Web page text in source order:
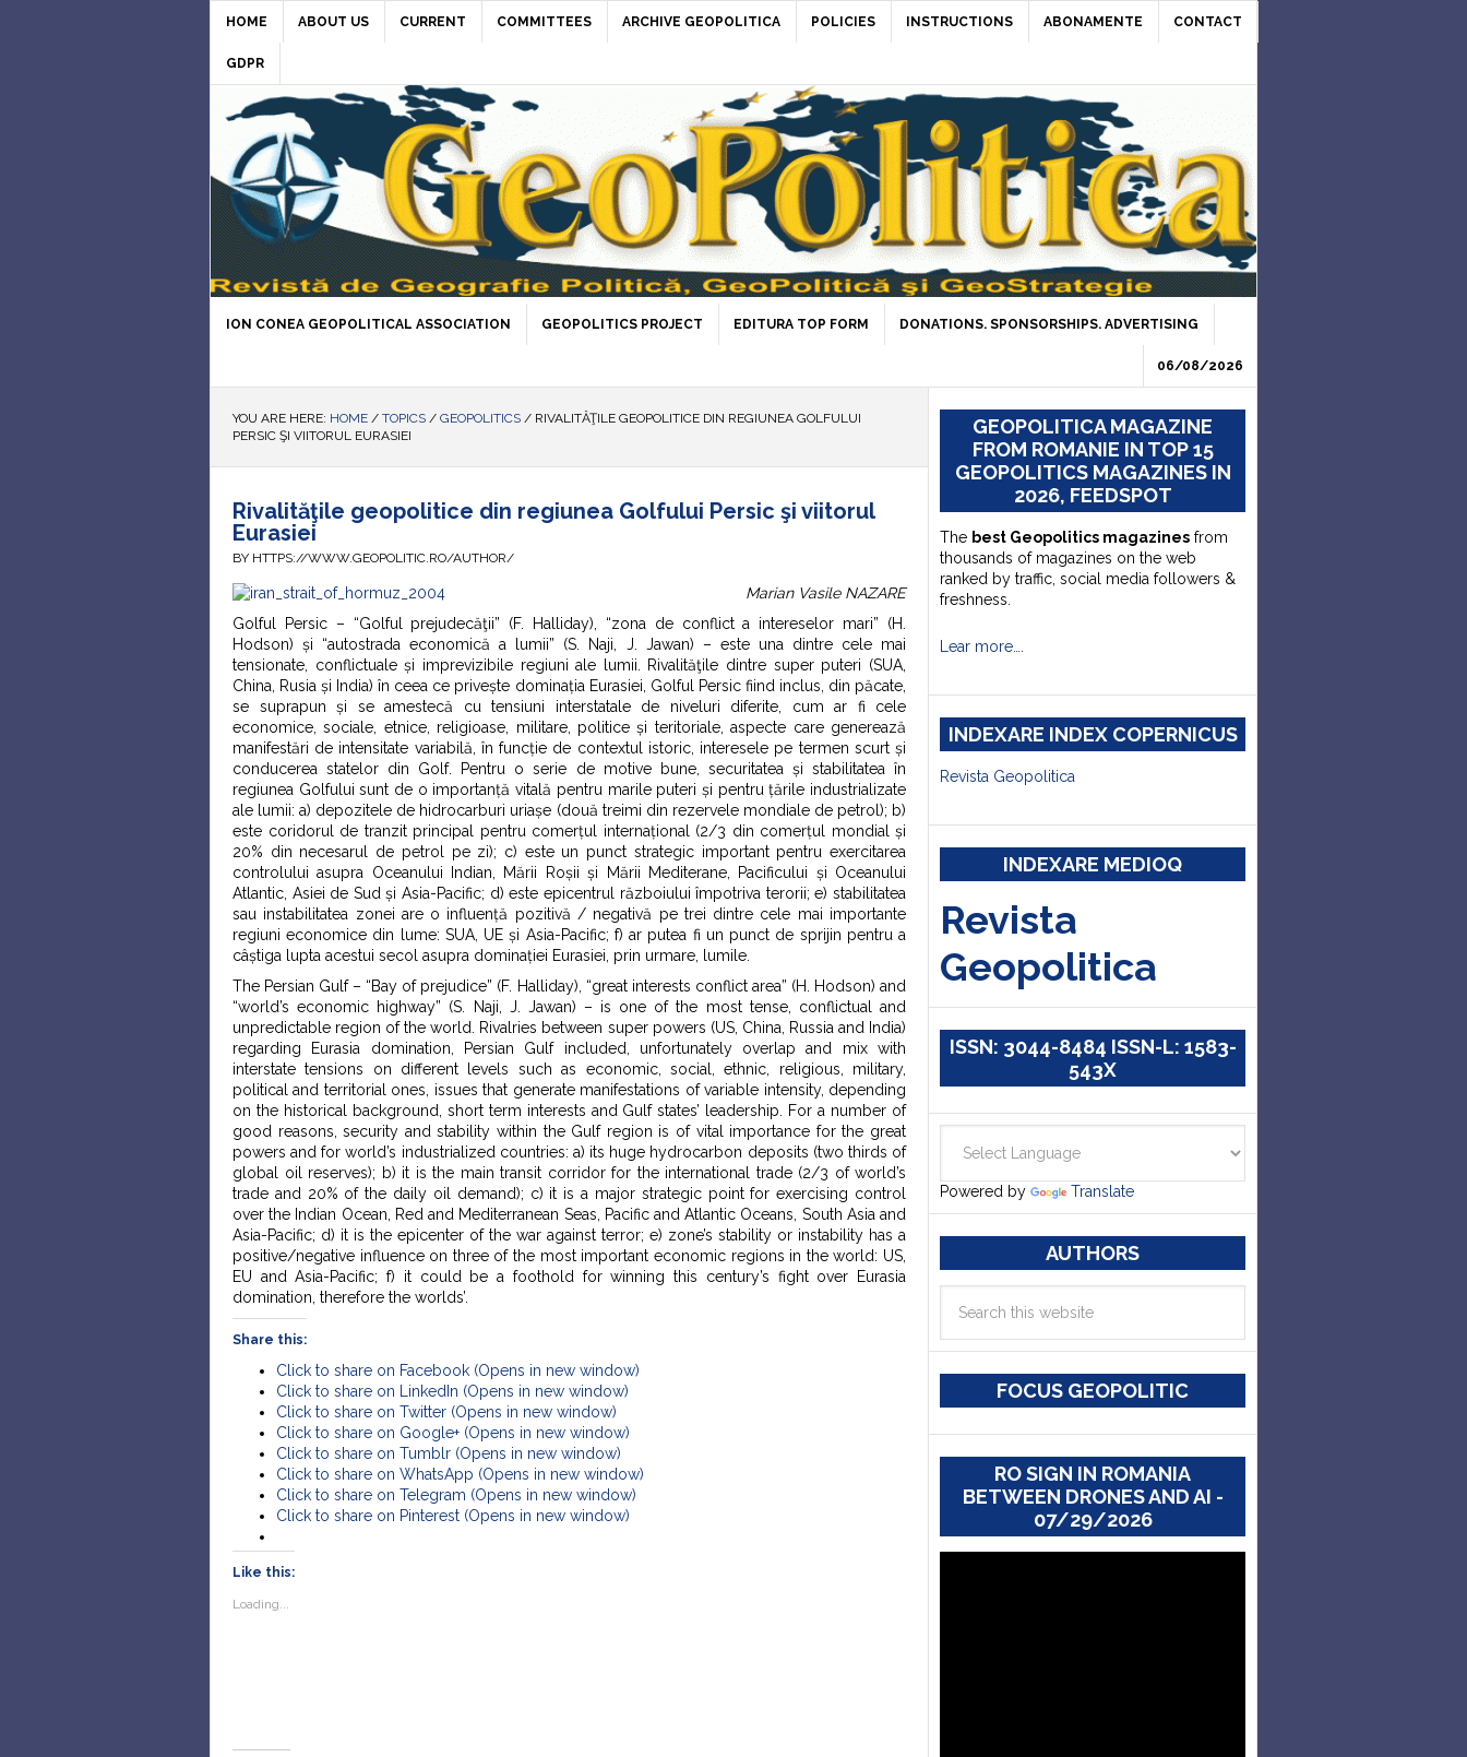
HOME ABOUT US CURRENT COMMITTEES ARCHIVE GEOPOLITICA POLICIES INSTRUCTIONS ABONAMENTE CONTACT
GDPR
ION CONEA GEOPOLITICAL ASSOCIATION GEOPOLITICS PROJECT EDITURA TOP FORM DONATIONS. SPONSORSHIPS. ADVERTISING
06/08/2026
YOU ARE HERE: HOME / TOPICS / GEOPOLITICS / RIVALITĂŢILE GEOPOLITICE DIN REGIUNEA GOLFULUI
PERSIC ŞI VIITORUL EURASIEI
Rivalităţile geopolitice din regiunea Golfului Persic şi viitorul
Eurasiei
BY HTTPS://WWW.GEOPOLITIC.RO/AUTHOR/
Marian Vasile NAZARE
Golful Persic – “Golful prejudecăţii” (F. Halliday), “zona de conflict a intereselor mari” (H.
Hodson) și “autostrada economică a lumii” (S. Naji, J. Jawan) – este una dintre cele mai
tensionate, conflictuale și imprevizibile regiuni ale lumii. Rivalităţile dintre super puteri (SUA,
China, Rusia și India) în ceea ce privește dominația Eurasiei, Golful Persic fiind inclus, din păcate,
se suprapun și se amestecă cu tensiuni interstatale de niveluri diferite, cum ar fi cele
economice, sociale, etnice, religioase, militare, politice și teritoriale, aspecte care generează
manifestări de intensitate variabilă, în funcție de contextul istoric, interesele pe termen scurt și
conducerea statelor din Golf. Pentru o serie de motive bune, securitatea și stabilitatea în
regiunea Golfului sunt de o importanță vitală pentru marile puteri și pentru țările industrializate
ale lumii: a) depozitele de hidrocarburi uriașe (două treimi din rezervele mondiale de petrol); b)
este coridorul de tranzit principal pentru comerțul internațional (2/3 din comerțul mondial și
20% din necesarul de petrol pe zi); c) este un punct strategic important pentru exercitarea
controlului asupra Oceanului Indian, Mării Roșii și Mării Mediterane, Pacificului și Oceanului
Atlantic, Asiei de Sud și Asia-Pacific; d) este epicentrul războiului împotriva terorii; e) stabilitatea
sau instabilitatea zonei are o influență pozitivă / negativă pe trei dintre cele mai importante
regiuni economice din lume: SUA, UE și Asia-Pacific; f) ar putea fi un punct de sprijin pentru a
câștiga lupta acestui secol asupra dominației Eurasiei, prin urmare, lumile.
The Persian Gulf – “Bay of prejudice” (F. Halliday), “great interests conflict area” (H. Hodson) and
“world’s economic highway” (S. Naji, J. Jawan) – is one of the most tense, conflictual and
unpredictable region of the world. Rivalries between super powers (US, China, Russia and India)
regarding Eurasia domination, Persian Gulf included, unfortunately overlap and mix with
interstate tensions on different levels such as economic, social, ethnic, religious, military,
political and territorial ones, issues that generate manifestations of variable intensity, depending
on the historical background, short term interests and Gulf states’ leadership. For a number of
good reasons, security and stability within the Gulf region is of vital importance for the great
powers and for world’s industrialized countries: a) its huge hydrocarbon deposits (two thirds of
global oil reserves); b) it is the main transit corridor for the international trade (2/3 of world’s
trade and 20% of the daily oil demand); c) it is a major strategic point for exercising control
over the Indian Ocean, Red and Mediterranean Seas, Pacific and Atlantic Oceans, South Asia and
Asia-Pacific; d) it is the epicenter of the war against terror; e) zone’s stability or instability has a
positive/negative influence on three of the most important economic regions in the world: US,
EU and Asia-Pacific; f) it could be a foothold for winning this century’s fight over Eurasia
domination, therefore the worlds’.
Share this:
Click to share on Facebook (Opens in new window)
Click to share on LinkedIn (Opens in new window)
Click to share on Twitter (Opens in new window)
Click to share on Google+ (Opens in new window)
Click to share on Tumblr (Opens in new window)
Click to share on WhatsApp (Opens in new window)
Click to share on Telegram (Opens in new window)
Click to share on Pinterest (Opens in new window)
Like this:
Loading...
GEOPOLITICA MAGAZINE
FROM ROMANIE IN TOP 15
GEOPOLITICS MAGAZINES IN
2026, FEEDSPOT
The best Geopolitics magazines from
thousands of magazines on the web
ranked by traffic, social media followers &
freshness.
Lear more….
INDEXARE INDEX COPERNICUS
Revista Geopolitica
INDEXARE MEDIOQ
Revista
Geopolitica
ISSN: 3044-8484 ISSN-L: 1583-
543X
Powered by Translate
AUTHORS
FOCUS GEOPOLITIC
RO SIGN IN ROMANIA
BETWEEN DRONES AND AI -
07/29/2026